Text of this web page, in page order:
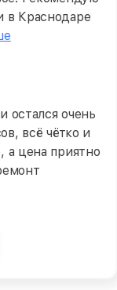
в Краснодаре
остался очень
всё чётко и
а цена приятно